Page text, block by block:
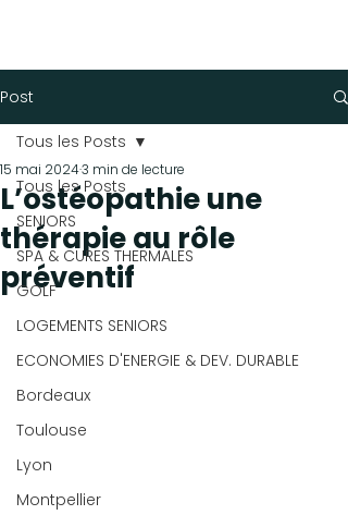
Post
Tous les Posts
SENIORS
SPA & CURES THERMALES
GOLF
LOGEMENTS SENIORS
ECONOMIES D'ENERGIE & DEV. DURABLE
Bordeaux
Toulouse
Lyon
Montpellier
Tous les Posts
L’ostéopathie une
thérapie au rôle
préventif
15 mai 20243 min de lecture